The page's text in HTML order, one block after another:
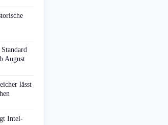
August
lässt
Intel-